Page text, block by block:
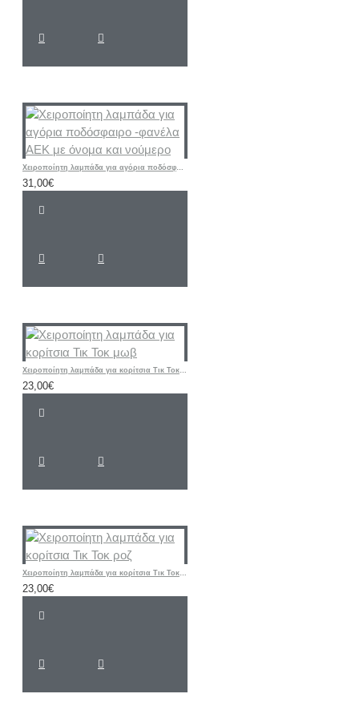
Χειροποίητη λαμπάδα για αγόρια ποδόσφαιρο -φανέλα ΑΕΚ με όνομα και νούμερο
31,00€
Χειροποίητη λαμπάδα για κορίτσια Τικ Τοκ μωβ
23,00€
Χειροποίητη λαμπάδα για κορίτσια Τικ Τοκ ροζ
23,00€